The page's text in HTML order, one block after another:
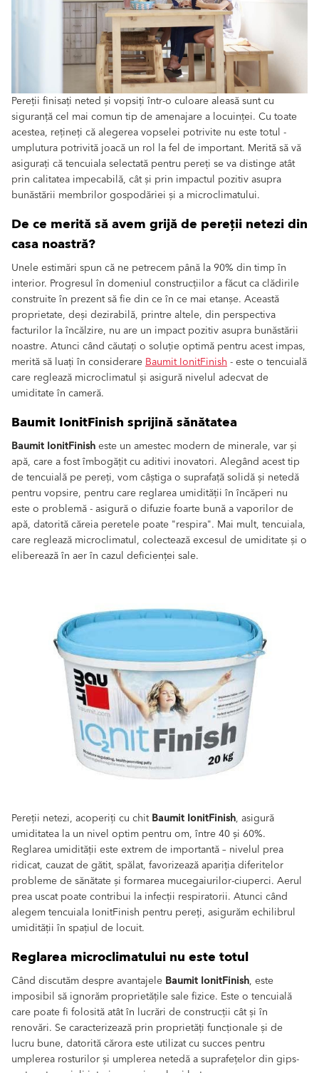
Pereții finisați neted și vopsiți într-o culoare aleasă sunt cu
siguranță cel mai comun tip de amenajare a locuinței. Cu toate
acestea, rețineți că alegerea vopselei potrivite nu este totul -
umplutura potrivită joacă un rol la fel de important. Merită să vă
asigurați că tencuiala selectată pentru pereți se va distinge atât
prin calitatea impecabilă, cât și prin impactul pozitiv asupra
bunăstării membrilor gospodăriei și a microclimatului.
De ce merită să avem grijă de pereții netezi din
casa noastră?
Unele estimări spun că ne petrecem până la 90% din timp în
interior. Progresul în domeniul construcțiilor a făcut ca clădirile
construite în prezent să fie din ce în ce mai etanșe. Această
proprietate, deși dezirabilă, printre altele, din perspectiva
facturilor la încălzire, nu are un impact pozitiv asupra bunăstării
noastre. Atunci când căutați o soluție optimă pentru acest impas,
merită să luați în considerareBaumit IonitFinish- este o tencuială
care reglează microclimatul și asigură nivelul adecvat de
umiditate în cameră.
Baumit IonitFinish sprijină sănătatea
Baumit IonitFinisheste un amestec modern de minerale, var și
apă, care a fost îmbogățit cu aditivi inovatori. Alegând acest tip
de tencuială pe pereți, vom câștiga o suprafață solidă și netedă
pentru vopsire, pentru care reglarea umidității în încăperi nu
este o problemă - asigură o difuzie foarte bună a vaporilor de
apă, datorită căreia peretele poate "respira". Mai mult, tencuiala,
care reglează microclimatul, colectează excesul de umiditate și o
eliberează în aer în cazul deficienței sale.
Pereții netezi, acoperiți cu chitBaumit IonitFinish, asigură
umiditatea la un nivel optim pentru om, între 40 și 60%.
Reglarea umidității este extrem de importantă – nivelul prea
ridicat, cauzat de gătit, spălat, favorizează apariția diferitelor
probleme de sănătate și formarea mucegaiurilor-ciuperci. Aerul
prea uscat poate contribui la infecții respiratorii. Atunci când
alegem tencuiala IonitFinish pentru pereți, asigurăm echilibrul
umidității în spațiul de locuit.
Reglarea microclimatului nu este totul
Când discutăm despre avantajele Baumit IonitFinish, este
imposibil să ignorăm proprietățile sale fizice. Este o tencuială
care poate fi folosită atât în lucrări de construcții cât și în
renovări. Se caracterizează prin proprietăți funcționale și de
lucru bune, datorită cărora este utilizat cu succes pentru
umplerea rosturilor și umplerea netedă a suprafețelor din gips-